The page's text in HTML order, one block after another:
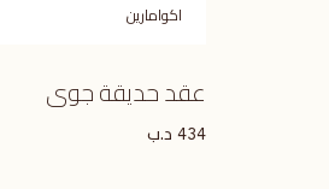
اكوامارين
عقد حديقة جوى
434 د.ب